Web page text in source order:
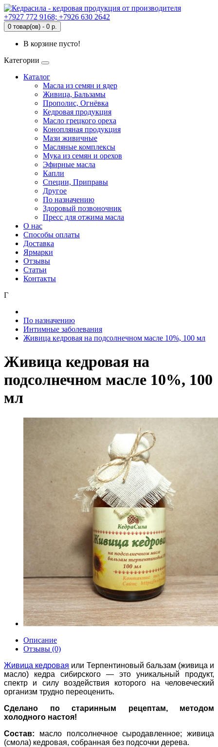
+7927 772 9168; +7926 630 2642
0 товар(ов) - 0 р.
В корзине пусто!
Категории
Каталог
Масла из семян и ядер
Живица, Бальзамы
Прополис, Огнёвка
Кедровая продукция
Масло грецкого ореха
Конопляная продукция
Мази живичные
Масляные комплексы
Мука из семян и орехов
Эфирные масла
Капли
Специи, Приправы
Другое
По назначению
Здоровый позвоночник
Пресс для отжима масла
О нас
Способы оплаты
Доставка
Ярмарки
Отзывы
Статьи
Контакты
Г
По назначению
Интимные заболевания
Живица кедровая на подсолнечном масле 10%, 100 мл
Живица кедровая на
подсолнечном масле 10%, 100
мл
Описание
Отзывы (0)
Живица кедровая или Терпентиновый бальзам (живица и
масло) кедра сибирского — это уникальный продукт,
спектр и силу воздействия которого на человеческий
организм трудно переоценить.
Сделано по старинным рецептам, методом
холодного настоя!
Состав: масло полсолнечное сыродавленное; живица
(смола) кедровая, собранная без подсочки дерева.